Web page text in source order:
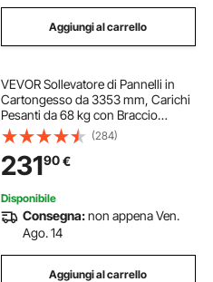
Aggiungi al carrello
VEVOR Sollevatore di Pannelli in
Cartongesso da 3353 mm, Carichi
Pesanti da 68 kg con Braccio
Telescopico Regolabile, Ruote
Bloccabile, Ideale per Installazioni
su Soffitti e Pareti Rosso
(284)
23190€
Disponibile
Consegna:non appena Ven.
Ago. 14
Aggiungi al carrello